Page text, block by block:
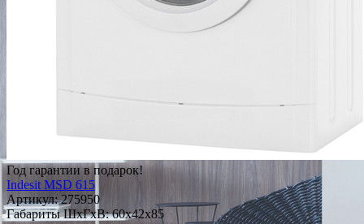
Год гарантии в подарок!
Indesit MSD 615
Артикул:275950
Габариты ШxГxВ: 60x42x85